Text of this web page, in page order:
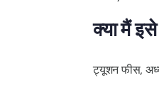
क्या मैं
ट्यूशन फीस,